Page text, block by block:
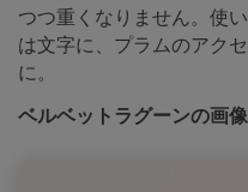
つつ重くなりません。使
は文字に、プラムのアク
に。
ベルベットラグーンの画